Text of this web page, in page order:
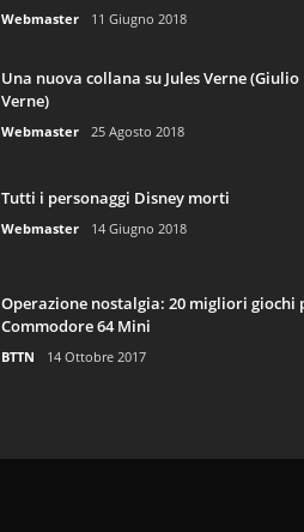
Webmaster 11 Giugno 2018
Una nuova collana su Jules Verne (Giulio
Verne)
Webmaster 25 Agosto 2018
Tutti i personaggi Disney morti
Webmaster 14 Giugno 2018
Operazione nostalgia: 20 migliori giochi
Commodore 64 Mini
BTTN 14 Ottobre 2017